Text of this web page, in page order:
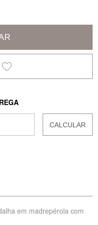
CALCULAR
em madrepérola com